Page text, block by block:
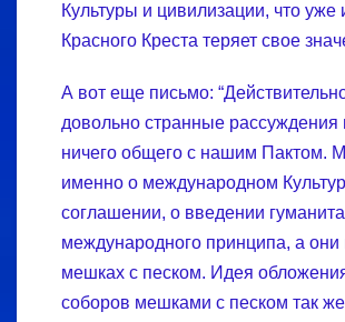
Культуры и цивилизации, что уже
Красного Креста теряет свое
А вот еще письмо:
довольно странные
ничего общего с нашим Пактом.
именно о международном
соглашении, о введении
международного принципа, а они
мешках с песком. Идея
соборов мешками с песком так